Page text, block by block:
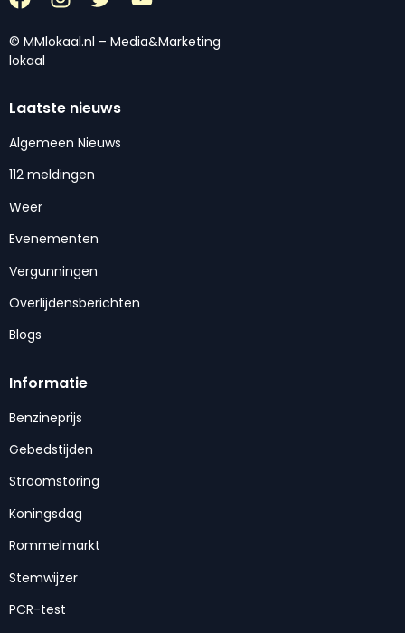
© MMlokaal.nl – Media&Marketing
lokaal
Laatste nieuws
Algemeen Nieuws
112 meldingen
Weer
Evenementen
Vergunningen
Overlijdensberichten
Blogs
Informatie
Benzineprijs
Gebedstijden
Stroomstoring
Koningsdag
Rommelmarkt
Stemwijzer
PCR-test